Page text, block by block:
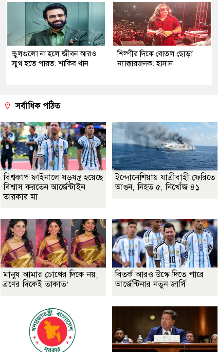
ভুলগুলো না হলে জীবন আরও
স্মুথ হতে পারত: শাকিব খান
শিল্পীর দিকে বোতল ছোড়া
ন্যাক্কারজনক: হাসান
সর্বাধিক পঠিত
বিশ্বকাপ ফাইনালে ষড়যন্ত্র হয়েছে
বিশ্বাস করতেন আর্জেন্টাইন
তারকার মা
ইন্দোনেশিয়ায় যাত্রীবাহী ফেরিতে
আগুন, নিহত ৫, নিখোঁজ ৪১
মানুষ আমার চোখের দিকে নয়,
ব্রণের দিকেই তাকাত’
বিতর্ক আরও উস্কে দিতে পারে
আর্জেন্টিনার নতুন জার্সি